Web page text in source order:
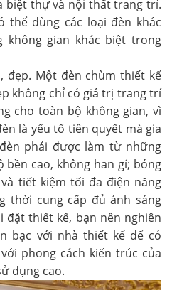
biệt thự và nội thất trang trí.
thể dùng các loại đèn khác
không gian khác biệt trong
đẹp. Một đèn chùm thiết kế
không chỉ có giá trị trang trí
cho toàn bộ không gian, vì
là yếu tố tiên quyết mà gia
phải được làm từ những
bền cao, không han gỉ; bóng
tiết kiệm tối đa điện năng
thời cung cấp đủ ánh sáng
đặt thiết kế, bạn nên nghiên
bạc với nhà thiết kế để có
phong cách kiến trúc của
dụng cao.